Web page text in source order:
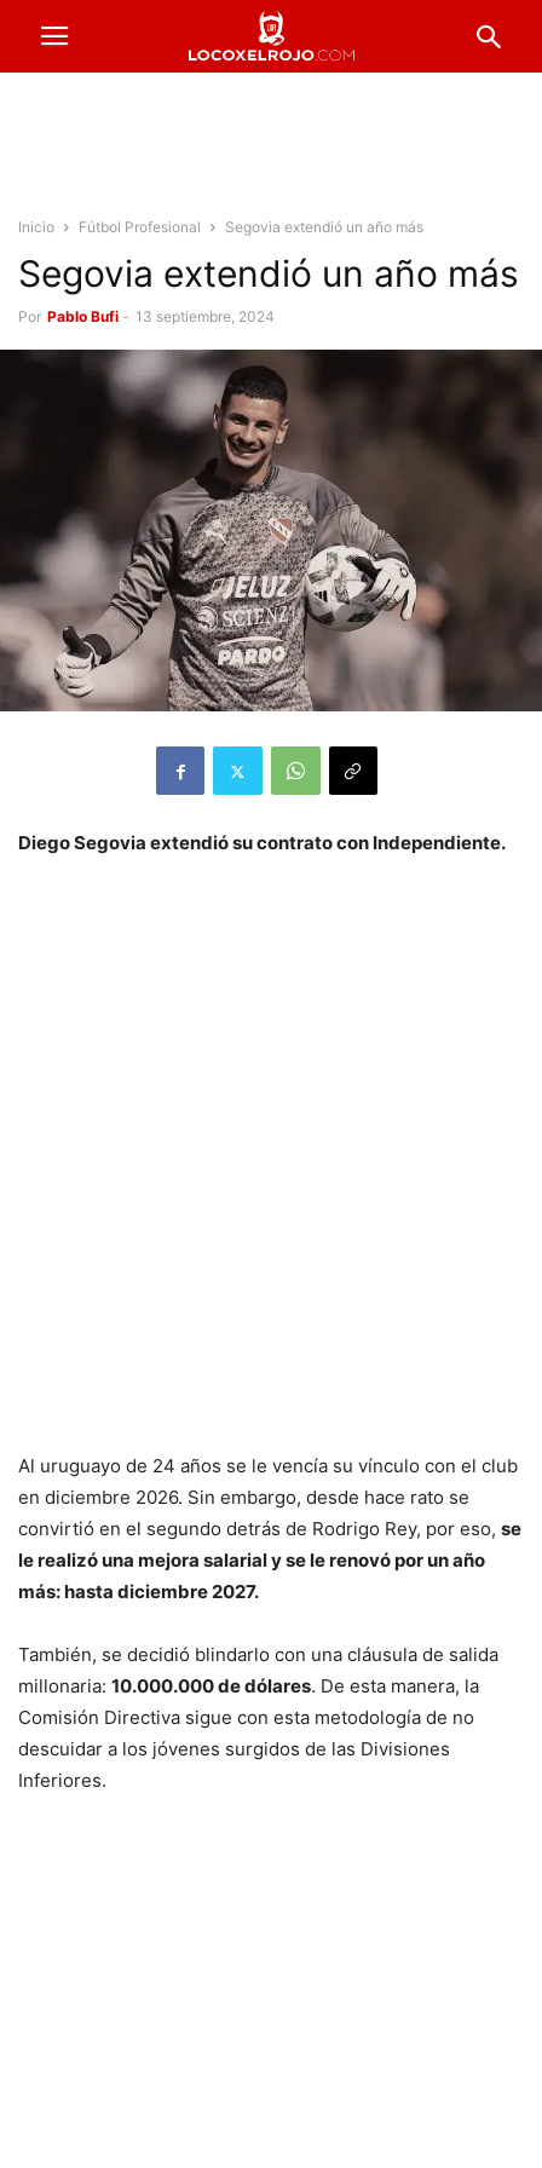
Inicio Fútbol Profesional Segovia extendió un año más
Segovia extendió un año más
Por Pablo Bufi - 13 septiembre, 2024
Diego Segovia extendió su contrato con Independiente.
Al uruguayo de 24 años se le vencía su vínculo con el club
en diciembre 2026. Sin embargo, desde hace rato se
convirtió en el segundo detrás de Rodrigo Rey, por eso, se
le realizó una mejora salarial y se le renovó por un año
más: hasta diciembre 2027.
También, se decidió blindarlo con una cláusula de salida
millonaria: 10.000.000 de dólares. De esta manera, la
Comisión Directiva sigue con esta metodología de no
descuidar a los jóvenes surgidos de las Divisiones
Inferiores.